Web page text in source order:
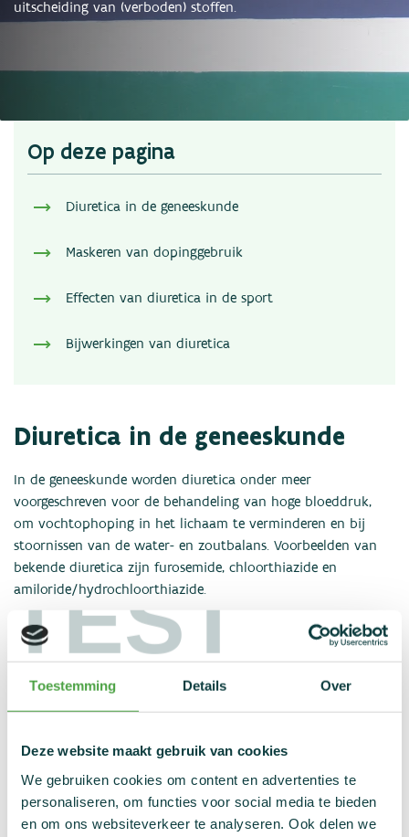
TEST
Toestemming Details Over
Deze website maakt gebruik van cookies
We gebruiken cookies om content en advertenties te
personaliseren, om functies voor social media te bieden
en om ons websiteverkeer te analyseren. Ook delen we
Nieuws
uitscheiding van (verboden) stoffen.
Op deze pagina
Diuretica in de geneeskunde
Maskeren van dopinggebruik
Effecten van diuretica in de sport
Bijwerkingen van diuretica
Diuretica in de geneeskunde
In de geneeskunde worden diuretica onder meer
voorgeschreven voor de behandeling van hoge bloeddruk,
om vochtophoping in het lichaam te verminderen en bij
stoornissen van de water- en zoutbalans. Voorbeelden van
bekende diuretica zijn furosemide, chloorthiazide en
amiloride/hydrochloorthiazide.
Maskeren van dopinggebruik
Diuretica en maskerende middelen staan op de lijst met
Vaak worden er ook maskerende middelen gebruikt om het
bloedplasmavolume te verhogen en zo het gebruik van
doping te verdoezelen. Een voorbeeld van zo'n stof is HES